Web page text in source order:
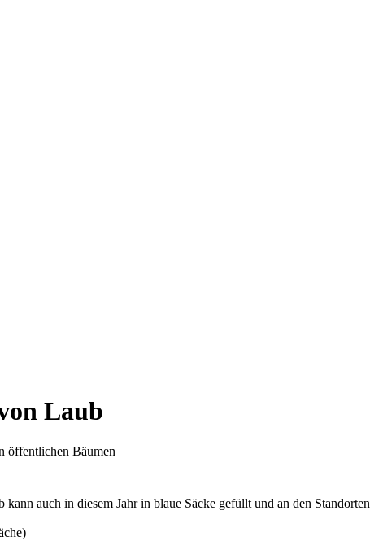
Laub
öffentlichen Bäumen
auch in diesem Jahr in blaue Säcke gefüllt und an den Standorten